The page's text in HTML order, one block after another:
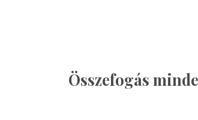
Összefogás